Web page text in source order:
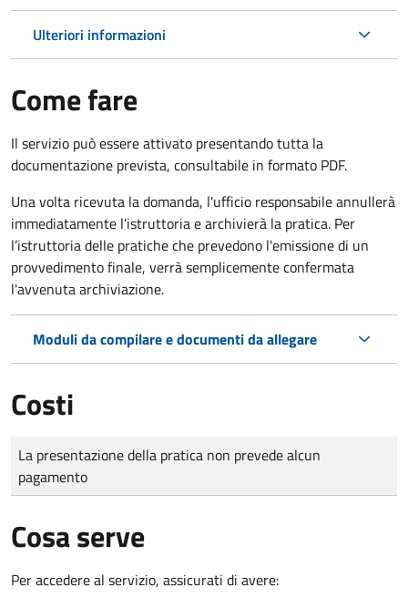
Ulteriori informazioni
Come fare
Il servizio può essere attivato presentando tutta la
documentazione prevista, consultabile in formato PDF.
Una volta ricevuta la domanda, l'ufficio responsabile annullerà
immediatamente l'istruttoria e archivierà la pratica. Per
l’istruttoria delle pratiche che prevedono l'emissione di un
provvedimento finale, verrà semplicemente confermata
l'avvenuta archiviazione.
Moduli da compilare e documenti da allegare
Costi
Tipo di pagamento
Importo
La presentazione della pratica non prevede alcun
pagamento
Cosa serve
Per accedere al servizio, assicurati di avere: